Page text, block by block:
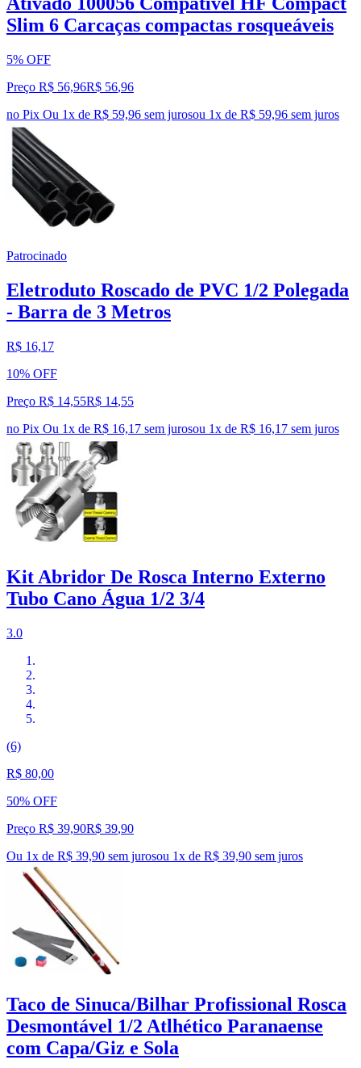
Slim 6 Carcaças compactas rosqueáveis
5% OFF
Preço R$ 56,96R$ 56,96
no Pix Ou 1x de R$ 59,96 sem jurosou 1x de R$ 59,96 sem juros
Patrocinado
Eletroduto Roscado de PVC 1/2 Polegada
- Barra de 3 Metros
R$ 16,17
10% OFF
Preço R$ 14,55R$ 14,55
no Pix Ou 1x de R$ 16,17 sem jurosou 1x de R$ 16,17 sem juros
Kit Abridor De Rosca Interno Externo
Tubo Cano Água 1/2 3/4
3.0
(6)
R$ 80,00
50% OFF
Preço R$ 39,90R$ 39,90
Ou 1x de R$ 39,90 sem jurosou 1x de R$ 39,90 sem juros
Taco de Sinuca/Bilhar Profissional Rosca
Desmontável 1/2 Atlhético Paranaense
com Capa/Giz e Sola